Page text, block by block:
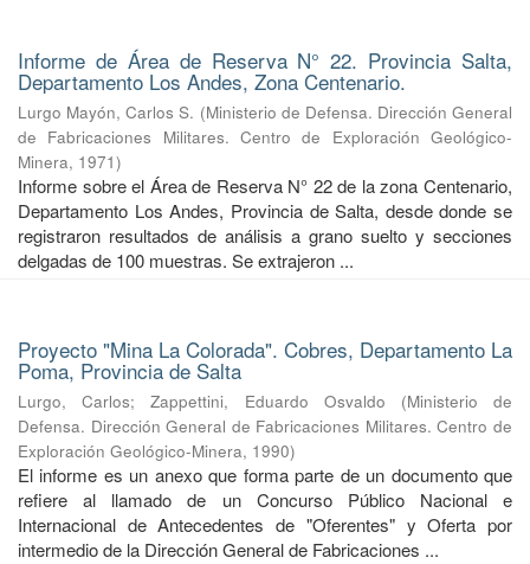
Informe de Área de Reserva N° 22. Provincia Salta,
Departamento Los Andes, Zona Centenario.
Lurgo Mayón, Carlos S. (Ministerio de Defensa. Dirección General
de Fabricaciones Militares. Centro de Exploración Geológico-
Minera, 1971)
Informe sobre el Área de Reserva N° 22 de la zona Centenario,
Departamento Los Andes, Provincia de Salta, desde donde se
registraron resultados de análisis a grano suelto y secciones
delgadas de 100 muestras. Se extrajeron ...
Proyecto "Mina La Colorada". Cobres, Departamento La
Poma, Provincia de Salta
Lurgo, Carlos;Zappettini, Eduardo Osvaldo (Ministerio de
Defensa. Dirección General de Fabricaciones Militares. Centro de
Exploración Geológico-Minera, 1990)
El informe es un anexo que forma parte de un documento que
refiere al llamado de un Concurso Público Nacional e
Internacional de Antecedentes de "Oferentes" y Oferta por
intermedio de la Dirección General de Fabricaciones ...